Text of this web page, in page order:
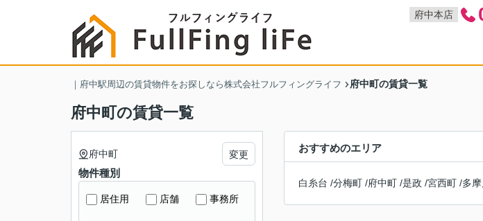
府中本店
｜府中駅周辺の賃貸物件をお探しなら株式会社フルフィングライフ 府中町の賃貸一覧
府中町の賃貸一覧
おすすめのエリア
白糸台 /分梅町 /府中町 /是政 /宮西町 /多摩
府中町 変更
物件種別
居住用 店舗 事務所